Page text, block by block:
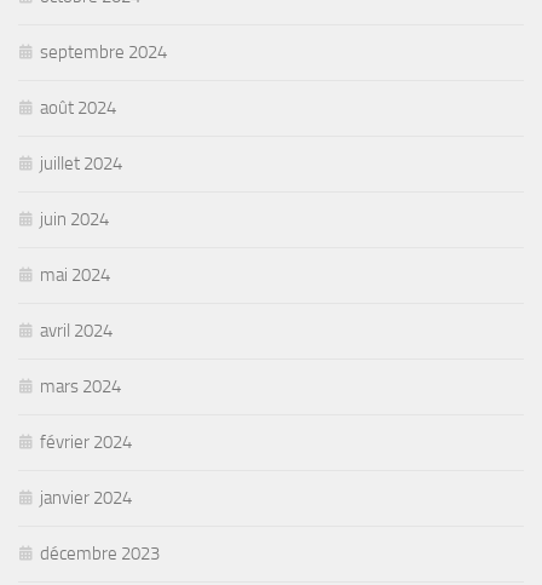
septembre 2024
août 2024
juillet 2024
juin 2024
mai 2024
avril 2024
mars 2024
février 2024
janvier 2024
décembre 2023